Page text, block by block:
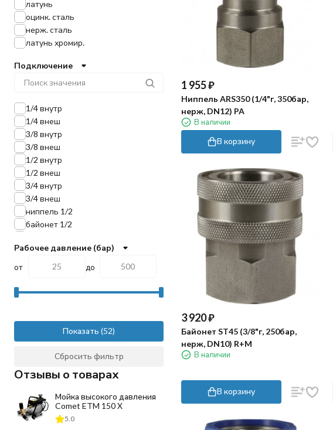
1 955₽
Ниппель ARS350 (1/4"г, 350бар,
нерж, DN12) PA
В наличии
В корзину
3 920₽
Байонет ST45 (3/8"г, 250бар,
нерж, DN10) R+M
В наличии
В корзину
латунь
оцинк. сталь
нерж. сталь
латунь хромир.
Подключение
1/4 внутр
1/4 внеш
3/8 внутр
3/8 внеш
1/2 внутр
1/2 внеш
3/4 внутр
3/4 внеш
ниппель 1/2
байонет 1/2
елочка 3/4 (19мм)
Рабочее давление (бар)
от
до
Показать
Сбросить фильтр
Отзывы о товарах
Мойка высокого давления
Comet ETM 150 X
5.0